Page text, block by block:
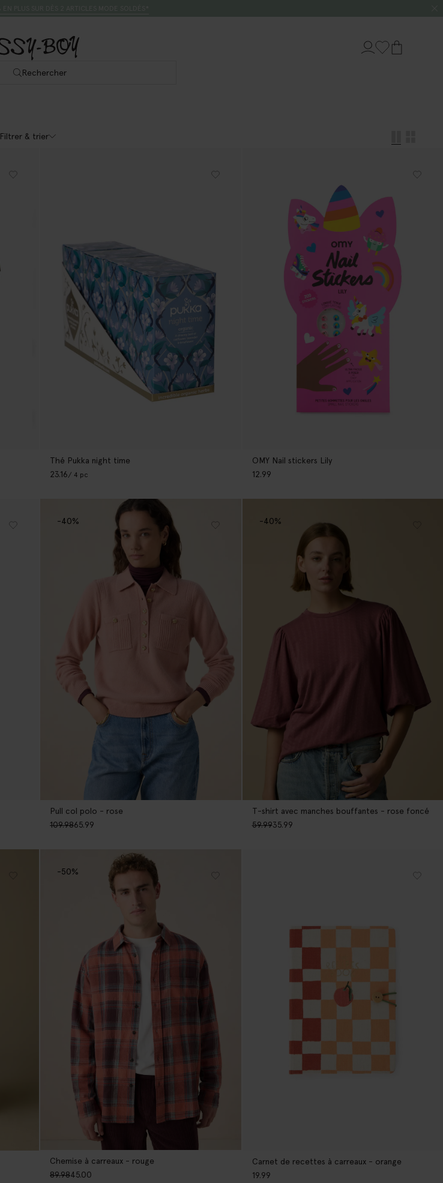
Rechercher
Filtrer & trier
Thé Pukka night time
23.16 / 4 pc
OMY Nail stickers Lily
12.99
Pull col polo - rose
109.9865.99
-40%
T-shirt avec manches bouffantes - rose foncé
59.9935.99
-40%
Chemise à carreaux - rouge
89.9845.00
-50%
Carnet de recettes à carreaux - orange
19.99